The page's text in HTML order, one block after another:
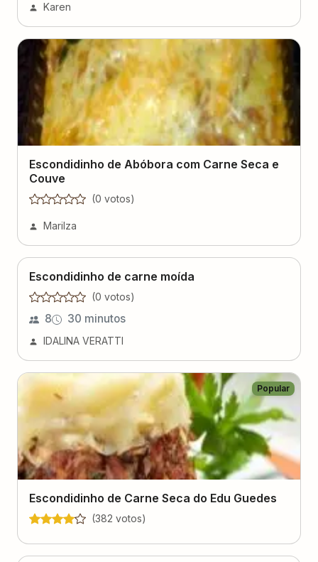
Karen
Escondidinho de Abóbora com Carne Seca e
Couve
(0 votos)
Marilza
Escondidinho de carne moída
(0 votos)
8 30 minutos
IDALINA VERATTI
Popular
Escondidinho de Carne Seca do Edu Guedes
(382 votos)